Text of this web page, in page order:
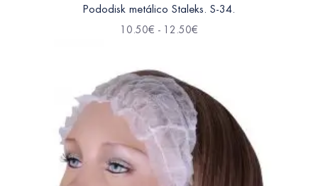
Pododisk metálico Staleks. S-34.
10.50€ - 12.50€